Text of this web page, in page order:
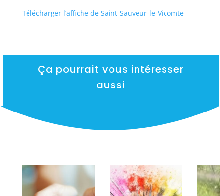
Télécharger l’affiche de Saint-Sauveur-le-Vicomte
Ça pourrait vous intéresser
aussi